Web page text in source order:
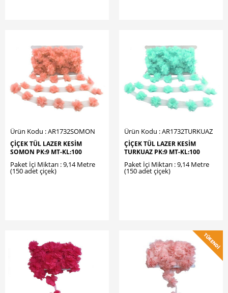
Ürün Kodu : AR1732SOMON
ÇİÇEK TÜL LAZER KESİM
SOMON PK:9 MT-KL:100
Paket İçi Miktarı : 9,14 Metre
(150 adet çiçek)
Ürün Kodu : AR1732TURKUAZ
ÇİÇEK TÜL LAZER KESİM
TURKUAZ PK:9 MT-KL:100
Paket İçi Miktarı : 9,14 Metre
(150 adet çiçek)